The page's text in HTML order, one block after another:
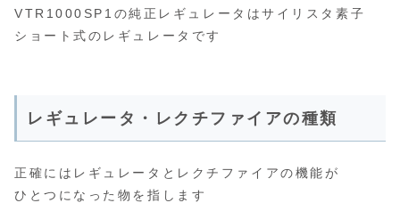
VTR1000SP1の純正レギュレータはサイリスタ素子
ショート式のレギュレータです
レギュレータ・レクチファイアの種類
正確にはレギュレータとレクチファイアの機能が
ひとつになった物を指します